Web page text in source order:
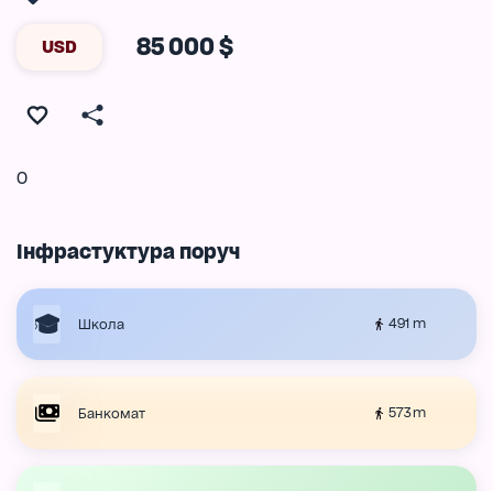
USD 85 000 $
0
Інфрастуктура поруч
Школа 491 m
Банкомат 573 m